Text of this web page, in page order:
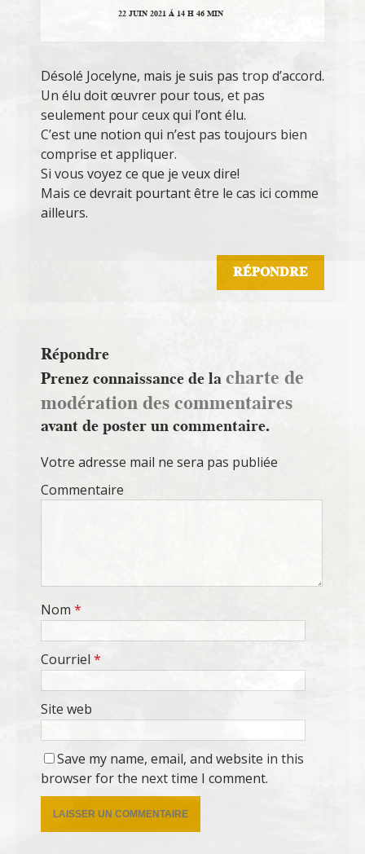
22 JUIN 2021 Á 14 H 46 MIN
Désolé Jocelyne, mais je suis pas trop d’accord.
Un élu doit œuvrer pour tous, et pas
seulement pour ceux qui l’ont élu.
C’est une notion qui n’est pas toujours bien
comprise et appliquer.
Si vous voyez ce que je veux dire!
Mais ce devrait pourtant être le cas ici comme
ailleurs.
RÉPONDRE
Répondre
Prenez connaissance de lacharte de
modération des commentaires
avant de poster un commentaire.
Votre adresse mail ne sera pas publiée
Commentaire
Nom *
Courriel *
Site web
Save my name, email, and website in this
browser for the next time I comment.